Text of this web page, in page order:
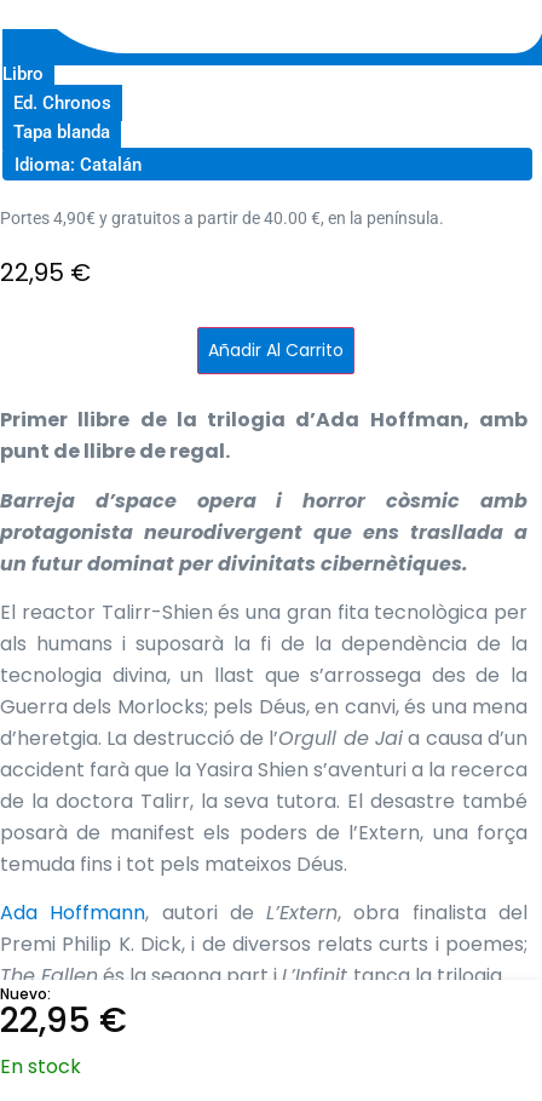
Libro
Ed. Chronos
Tapa blanda
Idioma: Catalán
Portes 4,90€ y gratuitos a partir de 40.00 €, en la península.
22,95 €
Añadir Al Carrito
Primer llibre de la trilogia d’Ada Hoffman, amb
punt de llibre de regal.
Barreja d’space opera i horror còsmic amb
protagonista neurodivergent que ens trasllada a
un futur dominat per divinitats cibernètiques.
El reactor Talirr-Shien és una gran fita tecnològica per
als humans i suposarà la fi de la dependència de la
tecnologia divina, un llast que s’arrossega des de la
Guerra dels Morlocks; pels Déus, en canvi, és una mena
d’heretgia. La destrucció de l’Orgull de Jaia causa d’un
accident farà que la Yasira Shien s’aventuri a la recerca
de la doctora Talirr, la seva tutora. El desastre també
posarà de manifest els poders de l’Extern, una força
temuda fins i tot pels mateixos Déus.
Ada Hoffmann, autori deL’Extern, obra finalista del
Premi Philip K. Dick, i de diversos relats curts i poemes;
The Fallenés la segona part iL’Infinit tanca la trilogia.
Diagnosticadi amb la síndrome d’
tretze anys, molts dels seus personatges són autistes.
Nuevo:
22,95 €
En stock